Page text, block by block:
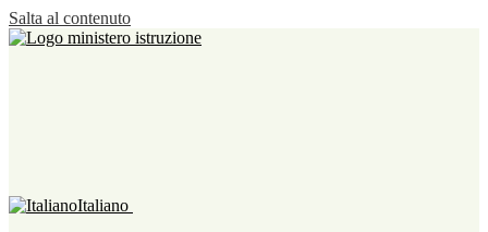
Salta al contenuto
Italiano